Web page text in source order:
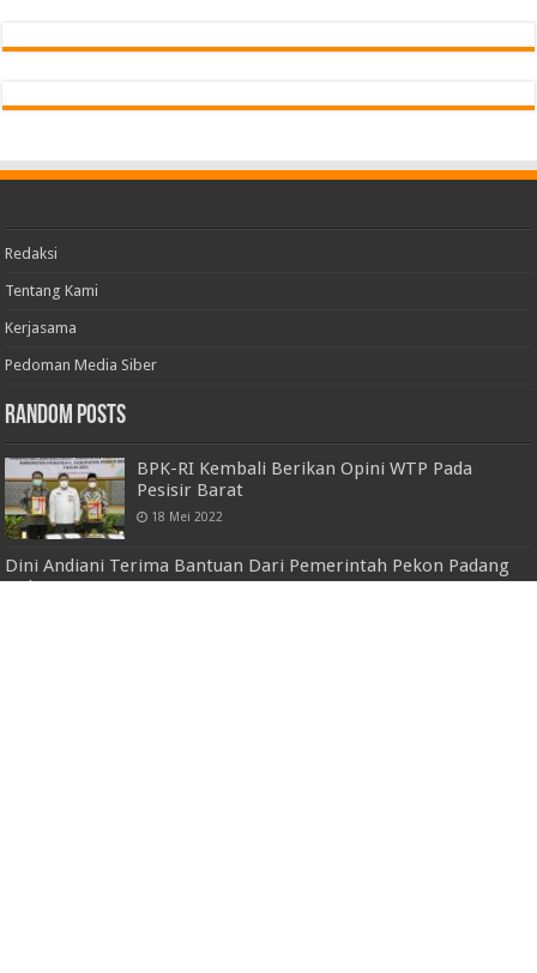
Redaksi
Tentang Kami
Kerjasama
Pedoman Media Siber
Random Posts
BPK-RI Kembali Berikan Opini WTP Pada
Pesisir Barat
18 Mei 2022
Dini Andiani Terima Bantuan Dari Pemerintah Pekon Padang
Haluan